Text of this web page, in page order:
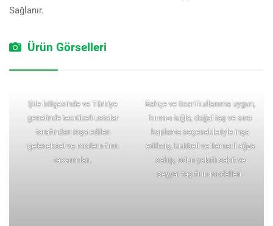
Sağlanır.
Ürün Görselleri
Şile bölgesinde ve Türkiye
genelinde tecrübeli ustalar
tarafından inşa edilen
geleneksel ve modern fırın
tasarımları.
Bahçe ve ticari kullanıma uygun,
kırmızı tuğla, doğal taş ve sıva
kaplama seçenekleriyle inşa
edilmiş, kubbeli ve kemerli ağza
sahip, odun yakıtlı sabit ve
seyyar taş fırın modelleri.